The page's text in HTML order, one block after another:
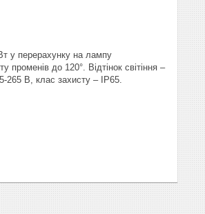
у перерахунку на лампу
до 120°. Відтінок світіння –
265 В, клас захисту – IP65.